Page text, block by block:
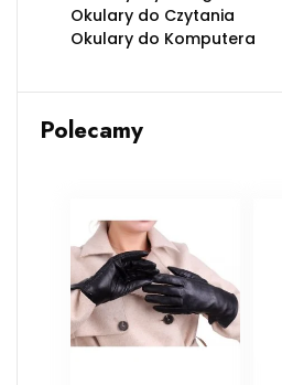
Okulary do Czytania
Okulary do Komputera
Polecamy